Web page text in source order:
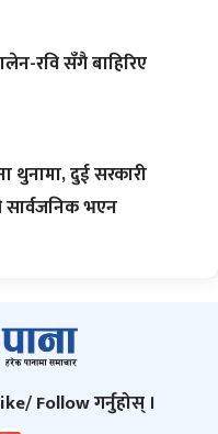
रवि सँगै बाहिरिए
थुनामा, दुई सरकारी
सार्वजनिक भएन
Follow गर्नुहोस् ।